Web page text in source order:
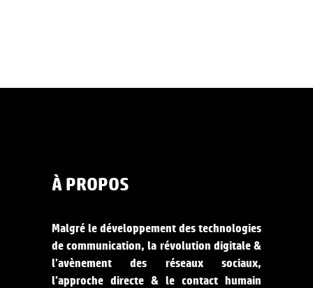
À PROPOS
Malgré le développement des technologies
de communication, la révolution digitale &
l’avènement des réseaux sociaux,
l’approche directe & le contact humain